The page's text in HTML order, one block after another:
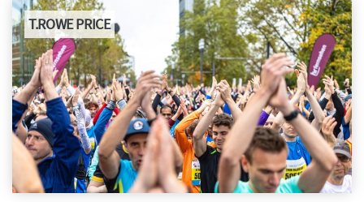
T.ROWE PRICE